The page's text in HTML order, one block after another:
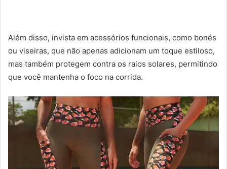
Além disso, invista em acessórios funcionais, como bonés
ou viseiras, que não apenas adicionam um toque estiloso,
mas também protegem contra os raios solares, permitindo
que você mantenha o foco na corrida.